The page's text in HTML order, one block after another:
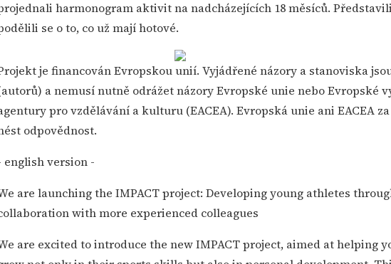
harmonogram aktivit na nadcházejících 18 měsíců.
se o to, co už mají hotové.
je financován Evropskou unií. Vyjádřené názory a stanoviska
a nemusí nutně odrážet názory Evropské unie nebo Evropské
pro vzdělávání a kulturu (EACEA). Evropská unie ani EACEA
odpovědnost.
english version -
are launching the IMPACT project: Developing young athletes
with more experienced colleagues
are excited to introduce the new IMPACT project, aimed at helping